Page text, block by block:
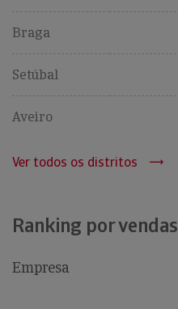
Braga
Setúbal
Aveiro
Ver todos os distritos
Ranking por vendas
Empresa